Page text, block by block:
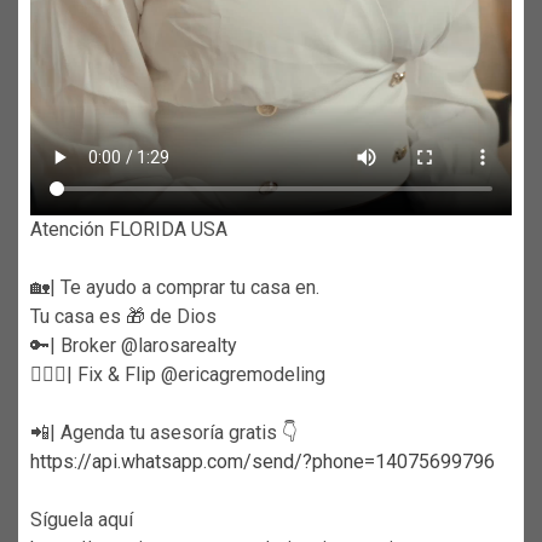
Atención FLORIDA USA
🏡| Te ayudo a comprar tu casa en.
Tu casa es 🎁 de Dios
🔑| Broker @larosarealty
👷🏼‍♀️| Fix & Flip @ericagremodeling
📲| Agenda tu asesoría gratis 👇
https://api.whatsapp.com/send/?phone=14075699796
Síguela aquí